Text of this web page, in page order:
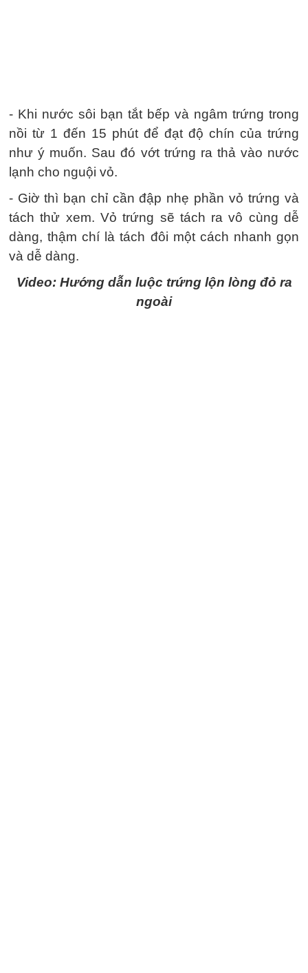
- Khi nước sôi bạn tắt bếp và ngâm trứng trong
nồi từ 1 đến 15 phút để đạt độ chín của trứng
như ý muốn. Sau đó vớt trứng ra thả vào nước
lạnh cho nguội vỏ.
- Giờ thì bạn chỉ cần đập nhẹ phần vỏ trứng và
tách thử xem. Vỏ trứng sẽ tách ra vô cùng dễ
dàng, thậm chí là tách đôi một cách nhanh gọn
và dễ dàng.
Video: Hướng dẫn luộc trứng lộn lòng đỏ ra
ngoài